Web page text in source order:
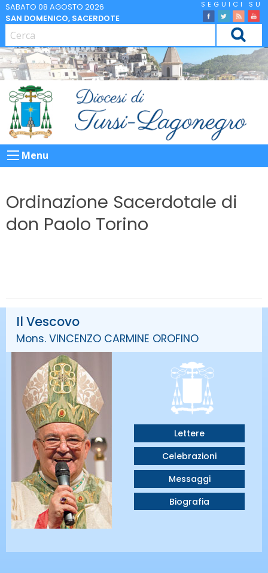
Skip
to
content
SABATO 08 AGOSTO 2026
SAN DOMENICO, SACERDOTE
facebook
Twitter
Feed
CERCA
Menu
Ordinazione Sacerdotale di
don Paolo Torino
Il Vescovo
Mons. VINCENZO CARMINE OROFINO
Lettere
Celebrazioni
Messaggi
Biografia